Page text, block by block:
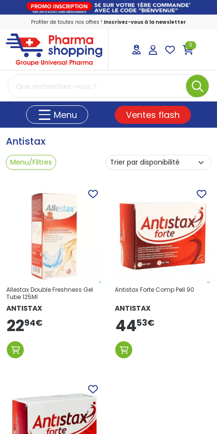
Profiter de toutes nos offres ! Inscrivez-vous à la newsletter
PharmaShopping Votre pharmacie en
0
Menu Ventes flash
Antistax
Menu/Filtres
Allestax Double Freshness Gel
Tube 125Ml
ANTISTAX
2294€
Antistax Forte Comp Pell 90
ANTISTAX
4453€